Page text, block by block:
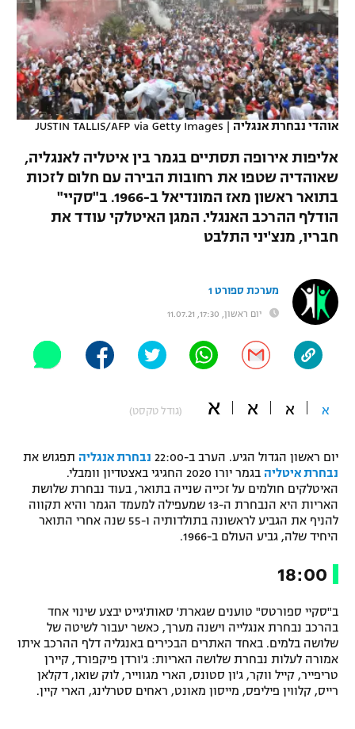
VOD
רץ ברשת
תוצאות
לוח שידורים
"מעל הליגה" – פודקאסט
תקנון משתתפים וזוכים בפרסים
תקנון עבור פעילות אלקטרה
טניס
גיימינג E-Sports
מדיניות פרטיות
תקנון פעילות ספורט 1
נבחרת ישראל
מכבי חיפה
בית"ר ירושלים
מכבי תל אביב
הפועל תל אביב
הפועל חיפה
הפועל באר שבע
מכבי נתניה
בני יהודה
ליגה ספרדית
ליגה איטלקית
ליגה צרפתית
ליגה הולנדית
ליגה סינית
ליגות נוספות
כדורסל נשים
מכבי תל אביב
הפועל חולון
הפועל ירושלים
דני אבדיה
יורוליג
יורוקאפ
טניס
כדוריד
כדורעף
שחייה
ג'ודו
אגרוף
UFC
היאבקות WWE
כדורמים
פוטבול אמריקאי NFL
בייסבול MLB
ספורט אתגרי ואקסטרים
אומנויות לחימה
גיימינג E-Sports
אוהדי נבחרת אנגליה |
JUSTIN TALLIS/AFP via Getty Images
אליפות אירופה תסתיים בגמר בין איטליה לאנגליה,
שאוהדיה שטפו את רחובות הבירה עם חלום לזכות
בתואר ראשון מאז המונדיאל ב-1966. ב"סקיי"
הודלף ההרכב האנגלי. המגן האיטלקי עודד את
חבריו, מנצ'יני התלבט
מערכת ספורט 1
יום ראשון, 17:30, 11.07.21
א א א א (גודל טקסט)
יום ראשון הגדול הגיע. הערב ב-22:00 נבחרת אנגליה תפגוש את
נבחרת איטליה
בגמר יורו 2020 החגיגי באצטדיון וומבלי.
האיטלקים חולמים על זכייה שנייה בתואר, בעוד נבחרת שלושת
האריות היא הנבחרת ה-13 שמעפילה למעמד הגמר והיא תקווה
להניף את הגביע לראשונה בתולדותיה ו-55 שנה אחרי התואר
היחיד שלה, גביע העולם ב-1966.
18:00
ב"סקיי ספורטס" טוענים שגארת' סאות'גייט יבצע שינוי אחד
בהרכב נבחרת אנגלייה וישנה מערך, כאשר יעבור לשיטה של
שלושה בלמים. באחד האתרים הבכירים באנגליה דלף ההרכב איתו
אמורה לעלות נבחרת שלושה האריות: ג'ורדן פיקפורד, קיירן
טריפייר, קייל ווקר, ג'ון סטונס, הארי מגווייר, לוק שואו, דקלאן
רייס, קלווין פיליפס, מייסון מאונט, ראחים סטרלינג, הארי קיין.